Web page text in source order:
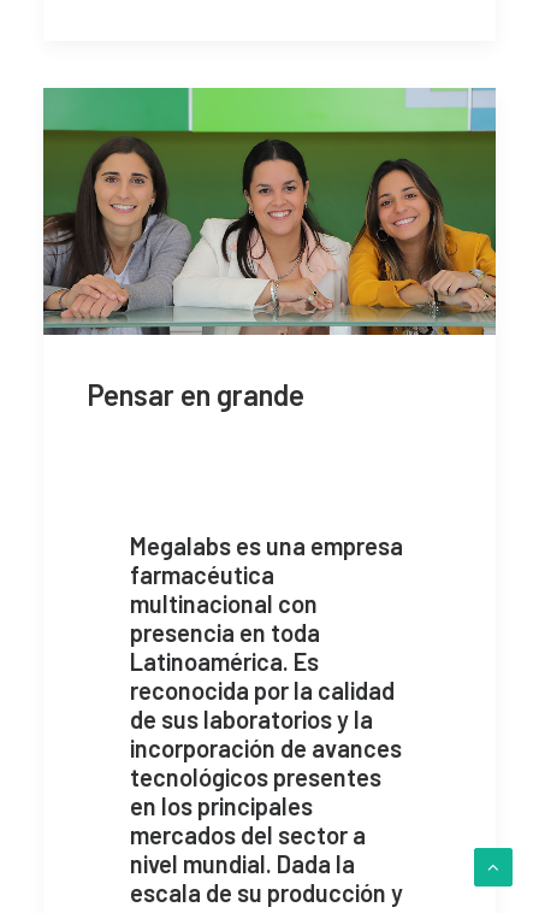
Pensar en grande
Megalabs es una empresa
farmacéutica
multinacional con
presencia en toda
Latinoamérica. Es
reconocida por la calidad
de sus laboratorios y la
incorporación de avances
tecnológicos presentes
en los principales
mercados del sector a
nivel mundial. Dada la
escala de su producción y